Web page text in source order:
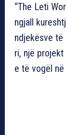
“The Leti
ngjall
ndjekësve të
ri, një
e të vogël